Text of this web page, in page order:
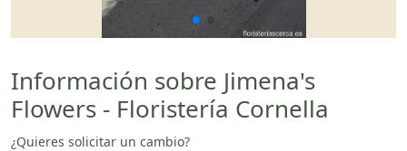
Información sobre Jimena's
Flowers - Floristería Cornella
¿Quieres solicitar un cambio?